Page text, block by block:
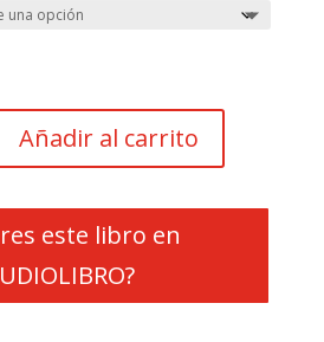
Añadir al carrito
este libro en